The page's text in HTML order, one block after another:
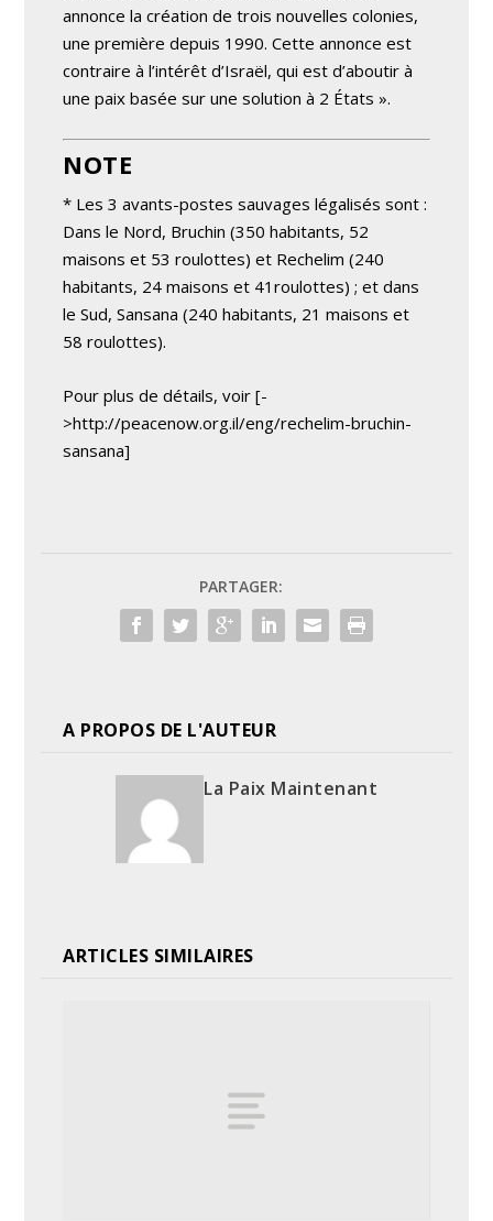
annonce la création de trois nouvelles colonies,
une première depuis 1990. Cette annonce est
contraire à l’intérêt d’Israël, qui est d’aboutir à
une paix basée sur une solution à 2 États ».
NOTE
* Les 3 avants-postes sauvages légalisés sont :
Dans le Nord, Bruchin (350 habitants, 52
maisons et 53 roulottes) et Rechelim (240
habitants, 24 maisons et 41roulottes) ; et dans
le Sud, Sansana (240 habitants, 21 maisons et
58 roulottes).
Pour plus de détails, voir [-
>http://peacenow.org.il/eng/rechelim-bruchin-
sansana]
PARTAGER:
A PROPOS DE L'AUTEUR
La Paix Maintenant
ARTICLES SIMILAIRES